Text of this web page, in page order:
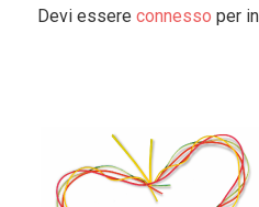
Devi essere connesso per